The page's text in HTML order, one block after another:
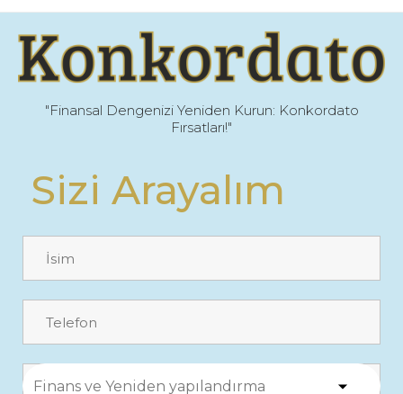
"Finansal Dengenizi Yeniden Kurun: Konkordato
Fırsatları!"
Sizi Arayalım